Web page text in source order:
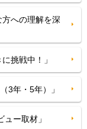
への理解を深
挑戦中！」
3年・5年）」
ー取材」